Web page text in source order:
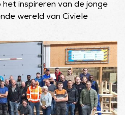
inspireren van de jonge
wereld van Civiele